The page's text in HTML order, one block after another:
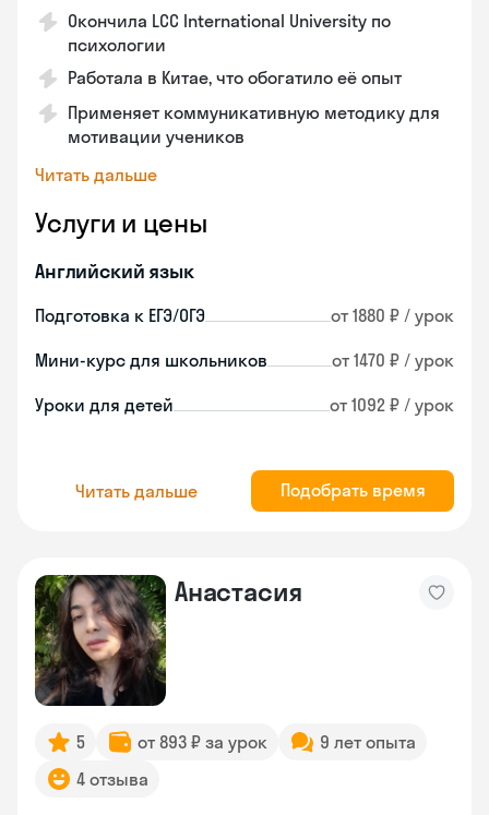
Окончила LCC International University по
психологии
Работала в Китае, что обогатило её опыт
Применяет коммуникативную методику для
мотивации учеников
Читать дальше
Услуги и цены
Английский язык
Подготовка к ЕГЭ/ОГЭ от 1880 ₽ / урок
Мини-курс для школьников от 1470 ₽ / урок
Уроки для детей от 1092 ₽ / урок
Читать дальше Подобрать время
Анастасия
5 от 893 ₽ за урок
9 лет опыта
4 отзыва